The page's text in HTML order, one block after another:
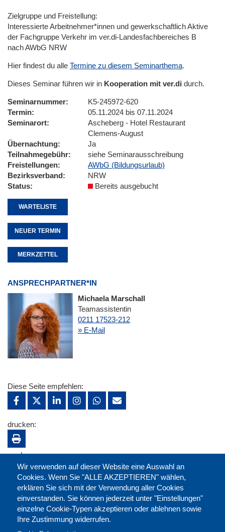
Zielgruppe und Freistellung:
Interessierte Arbeitnehmer*innen und gewerkschaftlich Aktive
der Fachgruppe Verkehr im ver.di-Landesfachbereiches B
nach AWbG NRW
Hier findest du alle Termine zu diesem Seminarthema.
Dieses Seminar führen wir in Kooperation mit ver.di durch.
Seminarnummer
K5-245972-620
Termin
05.11.2024 bis 07.11.2024
Seminarort
Ascheberg - Hotel Restaurant
Clemens-August
Übernachtung
Ja
Teilnahmegebühr
siehe Seminarausschreibung
Freistellungen
AWbG (Bildungsurlaub)
Bezirksverband
NRW
Status
Bereits ausgebucht
WARTELISTE
NEUER TERMIN
MERKZETTEL
ANSPRECHPARTNER*IN
Michaela Marschall
Teamassistentin
0211 17523-212
» E-Mail
Wir verwenden auf dieser Website eine Auswahl an
Cookies. Wenn Sie "ALLE AKZEPTIEREN" wählen,
erklären Sie sich mit der Verwendung aller Cookies
einverstanden. Sie können jederzeit unter "Einstellungen"
einzelne Cookie-Typen akzeptieren oder ablehnen sowie
Ihre Zustimmung widerrufen.
Diese Seite empfehlen:
drucken:
merken: